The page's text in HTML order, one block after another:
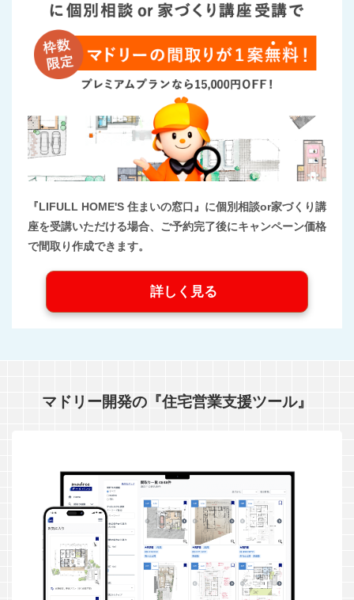
『LIFULL HOME'S 住まいの窓口』に個別相談or家づくり講
座を受講いただける場合、ご予約完了後にキャンペーン価格
で間取り作成できます。
詳しく見る
マドリー開発の『住宅営業支援ツール』